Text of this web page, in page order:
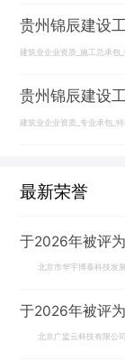
贵州锦辰建设
建筑业企业资质_施工总承包
贵州锦辰建设
建筑业企业资质_专业承包_
最新荣誉
于2026年被评
北京市华宇博泰科技
于2026年被评
北京广监云科技有限